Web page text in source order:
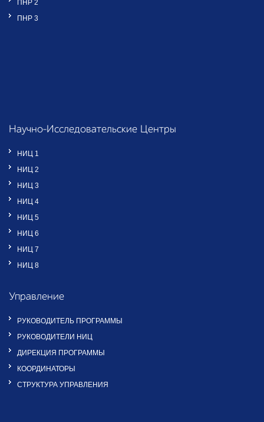
ПНР 2
ПНР 3
Научно-Исследовательские Центры
НИЦ 1
НИЦ 2
НИЦ 3
НИЦ 4
НИЦ 5
НИЦ 6
НИЦ 7
НИЦ 8
Управление
РУКОВОДИТЕЛЬ ПРОГРАММЫ
РУКОВОДИТЕЛИ НИЦ
ДИРЕКЦИЯ ПРОГРАММЫ
КООРДИНАТОРЫ
СТРУКТУРА УПРАВЛЕНИЯ